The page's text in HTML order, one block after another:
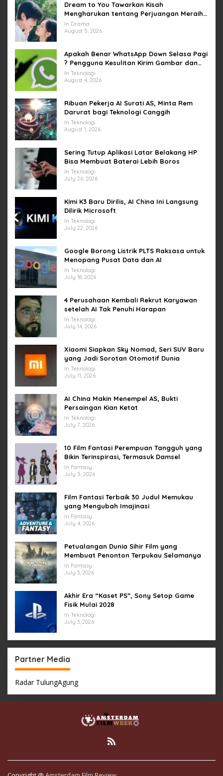
Dream to You Tawarkan Kisah
Mengharukan tentang Perjuangan Meraih
Mimpi yang Sempat Tertunda
In Drama
August 5, 2026
Apakah Benar WhatsApp Down Selasa Pagi
? Pengguna Kesulitan Kirim Gambar dan
Video di Sejumlah Wilayah
In Teknologi
August 4, 2026
Ribuan Pekerja AI Surati AS, Minta Rem
Darurat bagi Teknologi Canggih
In Teknologi
August 1, 2026
Sering Tutup Aplikasi Latar Belakang HP
Bisa Membuat Baterai Lebih Boros
In Teknologi
July 26, 2026
Kimi K3 Baru Dirilis, AI China Ini Langsung
Dilirik Microsoft
In Teknologi
July 22, 2026
Google Borong Listrik PLTS Raksasa untuk
Menopang Pusat Data dan AI
In Teknologi
July 18, 2026
4 Perusahaan Kembali Rekrut Karyawan
setelah AI Tak Penuhi Harapan
In Teknologi
July 14, 2026
Xiaomi Siapkan Sky Nomad, Seri SUV Baru
yang Jadi Sorotan Otomotif Dunia
In Teknologi
July 11, 2026
AI China Makin Menempel AS, Bukti
Persaingan Kian Ketat
In Teknologi
July 7, 2026
10 Film Fantasi Perempuan Tangguh yang
Bikin Terinspirasi, Termasuk Damsel
In Fantasy
July 5, 2026
Film Fantasi Terbaik 30 Judul Memukau
yang Mengubah Imajinasi
In Fantasy
July 4, 2026
Petualangan Dunia Sihir Film yang
Membuat Penonton Terpukau Selamanya
In Fantasy
July 3, 2026
Akhir Era “Kaset PS”, Sony Setop Game
Fisik Mulai 2028
In Teknologi
July 3, 2026
Partner Media
Radar TulungAgung